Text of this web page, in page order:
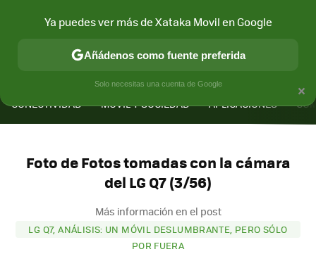
CONECTIVIDAD MÓVIL Y SOCIEDAD APLICACIONES
Foto de Fotos tomadas con la cámara
del LG Q7 (3/56)
Más información en el post
LG Q7, ANÁLISIS: UN MÓVIL DESLUMBRANTE, PERO SÓLO
POR FUERA
×
Ya puedes ver más de Xataka Movil en Google
Añádenos como fuente preferida
Solo necesitas una cuenta de Google